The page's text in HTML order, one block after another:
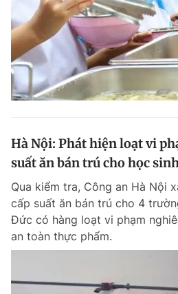
Hà Nội: Phát hiện loạt vi
suất ăn bán trú cho học sinh
Qua kiểm tra, Công an Hà Nội
cấp suất ăn bán trú cho 4
Đức có hàng loạt vi phạm
an toàn thực phẩm.